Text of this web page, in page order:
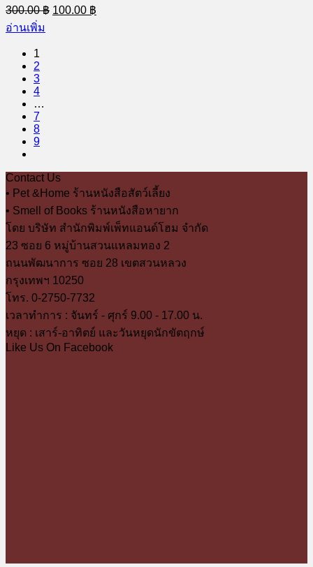
300.00฿ Original
price
100.00 ฿
price
อ่านเพิ่ม
1
2
3
4
…
7
8
9
Contact Us
• Pet &Home ร้านหนังสือสัตว์เลี้ยง
• Smell of Books ร้านหนังสือหายาก
โดย บริษัท สำนักพิมพ์เพ็ทแอนด์โฮม จำกัด
23 ซอย 6 หมู่บ้านสวนแหลมทอง 2
ถนนพัฒนาการ ซอย 28 เขตสวนหลวง
กรุงเทพฯ 10250
โทร. 0-2750-7732
เวลาทำการ : จันทร์ - ศุกร์ 9.00 - 17.00 น.
หยุด : เสาร์-อาทิตย์ และวันหยุดนักขัตฤกษ์
Like Us On Facebook